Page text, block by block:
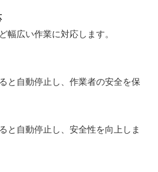
幅広い作業に対応します。
と自動停止し、作業者の安全を保
と自動停止し、安全性を向上しま